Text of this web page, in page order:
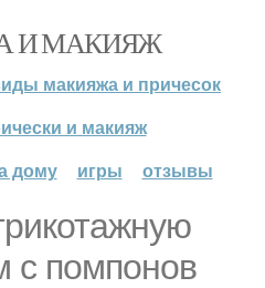
И МАКИЯЖ
макияжа и причесок
и макияж
дому
игры отзывы
с помпонов